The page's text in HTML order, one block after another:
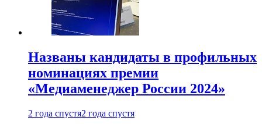
Названы кандидаты в профильных
номинациях премии
«Медиаменеджер России 2024»
2 года спустя2 года спустя